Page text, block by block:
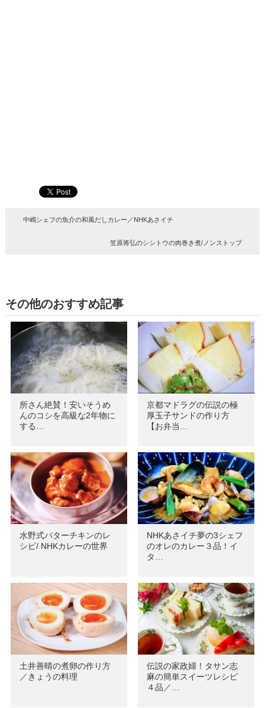
中嶋シェフの魚介の和風だしカレー／NHKあさイチ
笠原将弘のシシトウの肉巻き煮/ノンストップ
その他のおすすめ記事
所さん絶賛！安いそうめ
んのコシを高級な2年物に
する…
京都マドラグの伝説の極
厚玉子サンドの作り方
【お弁当…
水野式バターチキンのレ
シピ/ NHKカレーの世界
NHKあさイチ夢の3シェフ
のオレのカレー３品！イ
タ…
土井善晴の煮卵の作り方
／きょうの料理
伝説の家政婦！タサン志
麻の簡単スイーツレシピ
４品／…